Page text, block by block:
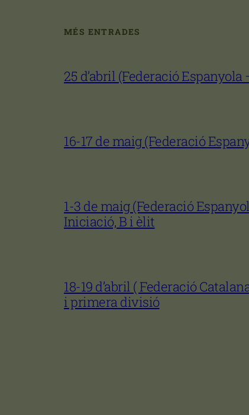
MÉS ENTRADES
25 d’abril (Federació
16-17 de maig (Federació
1-3 de maig (Federació
Iniciació, B i èlit
18-19 d’abril ( Federació
i primera divisió